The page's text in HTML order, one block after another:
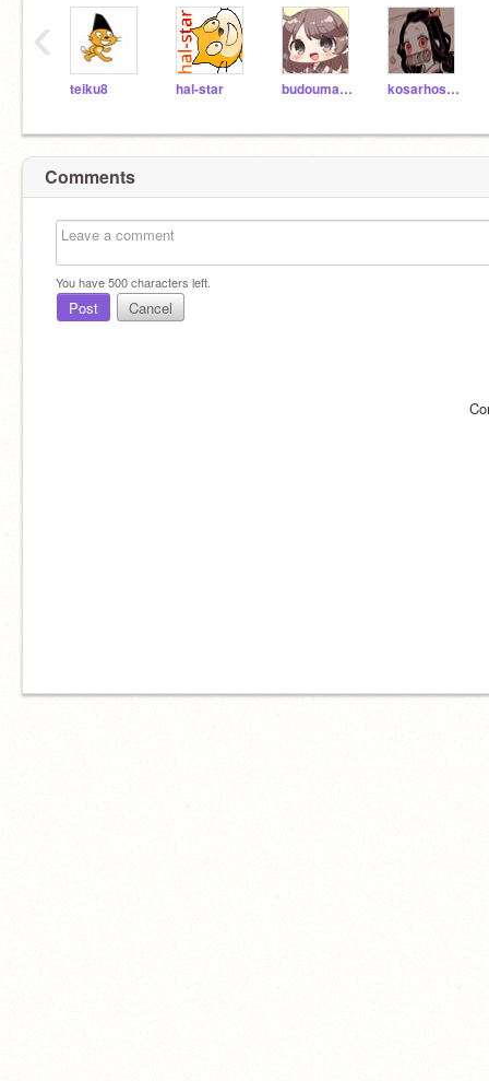
teiku8 hal-star budoumame kosarhosaunpor
‹
Comments
You have500characters left.
Post Cancel